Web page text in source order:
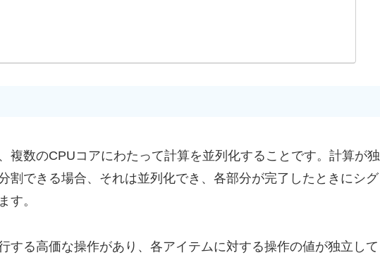
複数のCPUコアにわたって計算を並列化することです。計算が独
割できる場合、それは並列化でき、各部分が完了したときにシグ
す。
する高価な操作があり、各アイテムに対する操作の値が独立して